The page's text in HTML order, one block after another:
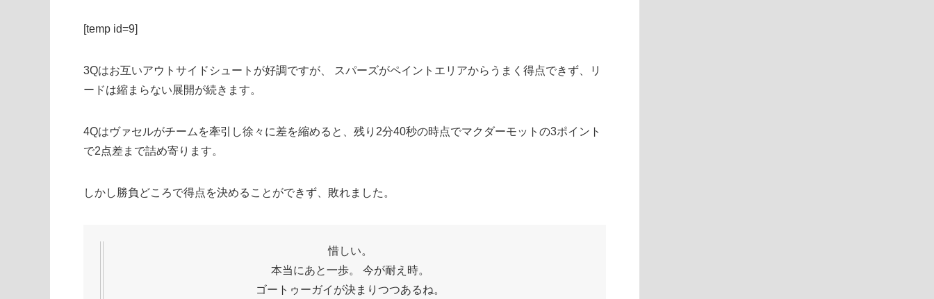
[temp id=9]
3Qはお互いアウトサイドシュートが好調ですが、 スパーズがペイントエリアからうまく得点できず、リ
ードは縮まらない展開が続きます。
4Qはヴァセルがチームを牽引し徐々に差を縮めると、残り2分40秒の時点でマクダーモットの3ポイント
で2点差まで詰め寄ります。
しかし勝負どころで得点を決めることができず、敗れました。
惜しい。
本当にあと一歩。 今が耐え時。
ゴートゥーガイが決まりつつあるね。